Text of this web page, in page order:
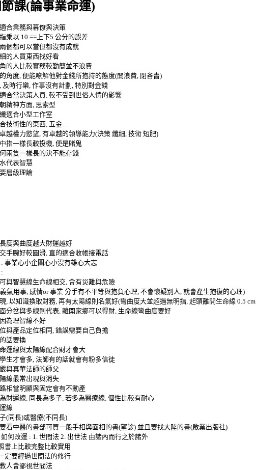
課(論事業命運)
合業務與幕僚與決策
乘以 10 == 上下5 公分的誤差
個都可以當但都沒有成就
的人買東西找好看
的人比較實務較勤簡並不浪費
角度, 便能嘹解他對金錢所抱持的態度(開浪費, 閉吝嗇)
, 及時行樂, 作事沒有計劃 , 特別對金錢
合當決策人員, 較不受到世俗人情的影響
精神方面, 思索型
適合小型工作室
技術性的東西, 五金…
越權力慾望, 有卓越的領導能力(決策 纖細, 技術 短肥)
指一樣長較投機, 便是賭鬼
兩隻一樣長的決不能存錢
代表智慧
層級理論
度與曲度越大財運越好
手腕好較圓滑, 直的適合收帳接電話
: 事業心小企圖心小沒有雄心大志
:
與智慧線生命線相交, 會有災難與危險
義氣用事, 感情or事業 分手有不平等與抱負心理, 不會懷疑別人, 就會產生抱復的心理)
, 以知識換取財務, 再有太陽線則名氣好(彎曲度大並超過無明指, 起頭離開生命線 0.5 cm
分岔與多線則代表, 離開家鄉可以得財, 生命線彎曲度要好
為理智線不好
與產品定位相同, 錯誤需要自己負擔
話要換
運線與太陽線配合財才會大
生才會多, 法師有的話就會有粉多信徒
與真華法師的師父
線最常出現與消失
相當明顯與固定會有不動產
財運線, 同長為多子, 若多為醫療線, 個性比較有耐心
線
(同長)或醫療(不同長)
看中醫的書部可買一般手相與面相的書(望診) 並且要找大陸的書(啟業出版社)
如何改運 : 1. 世間法 2. 出世法 由諸內而行之於諸外
書上比較完整比較實用
定要經過世間法的修行
人會鄙視世間法